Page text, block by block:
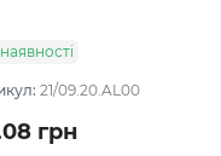
21/09.20.AL00
грн